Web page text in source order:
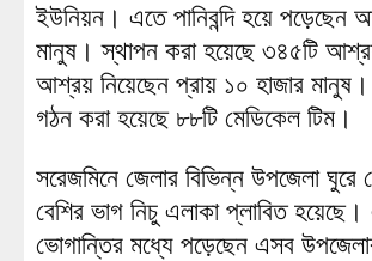
ইউনিয়ন। এতে পানিবন্দি হয়ে পড়েছেন
মানুষ। স্থাপন করা হয়েছে ৩৪৫টি
আশ্রয় নিয়েছেন প্রায় ১০ হাজার
গঠন করা হয়েছে ৮৮টি মেডিকেল টিম।
সরেজমিনে জেলার বিভিন্ন উপজেলা ঘুরে
বেশির ভাগ নিচু এলাকা প্লাবিত হয়েছে।
ভোগান্তির মধ্যে পড়েছেন এসব উপজেলার